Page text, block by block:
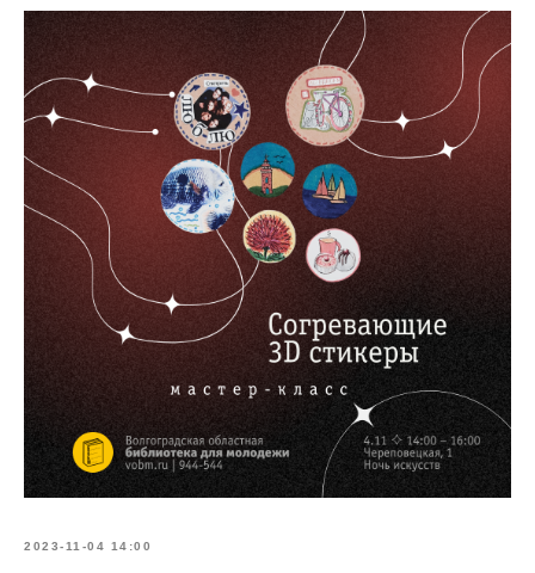
2023-11-04 14:00